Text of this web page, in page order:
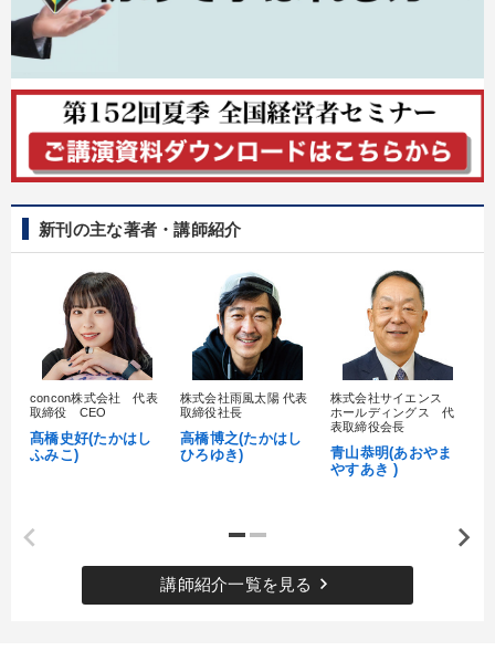
新刊の主な著者・講師紹介
concon株式会社 代表
取締役 CEO
髙橋史好(たかはし
ふみこ)
株式会社雨風太陽 代表
取締役社長
高橋博之(たかはし
ひろゆき)
株式会社サイエンス
ホールディングス 代
表取締役会長
青山恭明(あおやま
やすあき )
講師紹介一覧を見る keyboard_arrow_right